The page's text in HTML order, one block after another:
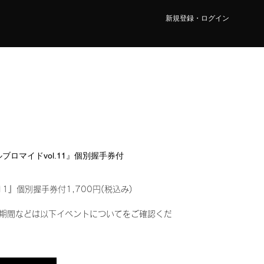
新規登録・ログイン
ロマイドvol.11』個別握手券付
』個別握手券付1,700円(税込み)
間などは以下イベントについてをご確認くだ